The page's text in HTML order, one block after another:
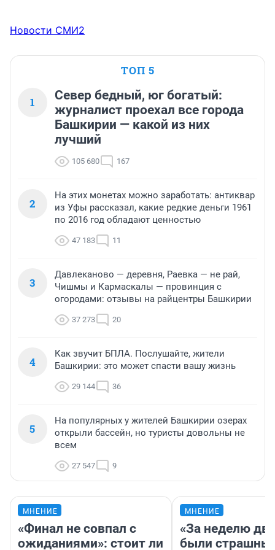
Новости СМИ2
ТОП 5
1
Север бедный, юг богатый:
журналист проехал все города
Башкирии — какой из них
лучший
105 680 167
2
На этих монетах можно заработать: антиквар
из Уфы рассказал, какие редкие деньги 1961
по 2016 год обладают ценностью
47 183 11
3
Давлеканово — деревня, Раевка — не рай,
Чишмы и Кармаскалы — провинция с
огородами: отзывы на райцентры Башкирии
37 273 20
4
Как звучит БПЛА. Послушайте, жители
Башкирии: это может спасти вашу жизнь
29 144 36
5
На популярных у жителей Башкирии озерах
открыли бассейн, но туристы довольны не
всем
27 547 9
МНЕНИЕ
«Финал не совпал с
ожиданиями»: стоит ли
МНЕНИЕ
«За неделю
были